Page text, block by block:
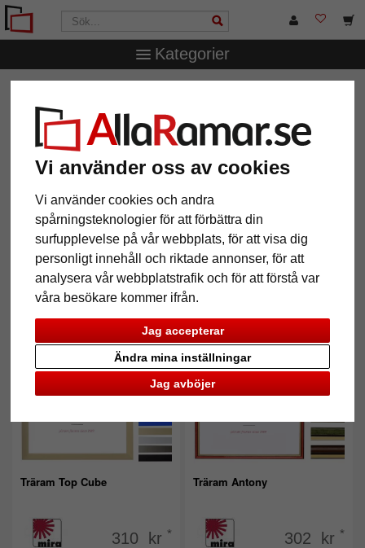
Vi använder oss av cookies
Vi använder cookies och andra
spårningsteknologier för att förbättra din
surfupplevelse på vår webbplats, för att visa dig
personligt innehåll och riktade annonser, för att
analysera vår webbplatstrafik och för att förstå var
våra besökare kommer ifrån.
Jag accepterar
Jag avböjer
Ändra mina inställningar
Kategorier
Återställ alla filter
Format: 25x35
12 Artiklar Populärast
Träram Top Cube
310 kr *
Träram Antony
302 kr *